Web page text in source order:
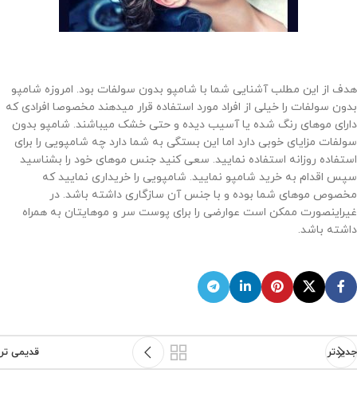
هدف از این مطلب آشنایی شما با شامپو بدون سولفات بود. امروزه شامپو
بدون سولفات را خیلی از افراد مورد استفاده قرار میدهند مخصوصا افرادی که
دارای موهای رنگ شده یا آسیب دیده و حتی خشک میباشند. شامپو بدون
سولفات مزایای خوبی دارد اما این بستگی به شما دارد چه شامپویی را برای
استفاده روزانه استفاده نمایید. سعی کنید جنس موهای خود را بشناسید
سپس اقدام به خرید شامپو نمایید. شامپویی را خریداری نمایید که
مخصوص موهای شما بوده و با جنس آن سازگاری داشته باشد. در
غیراینصورت ممکن است عوارضی را برای پوست سر و موهایتان به همراه
داشته باشد.
جدیدتر قدیمی تر